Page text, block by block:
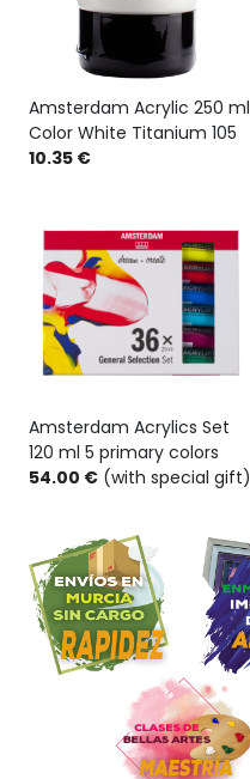
Amsterdam Acrylic 250 ml
Color White Titanium 105
10.35 €
Amsterdam Acrylics Set
120 ml 5 primary colors
54.00 € (with special gift)